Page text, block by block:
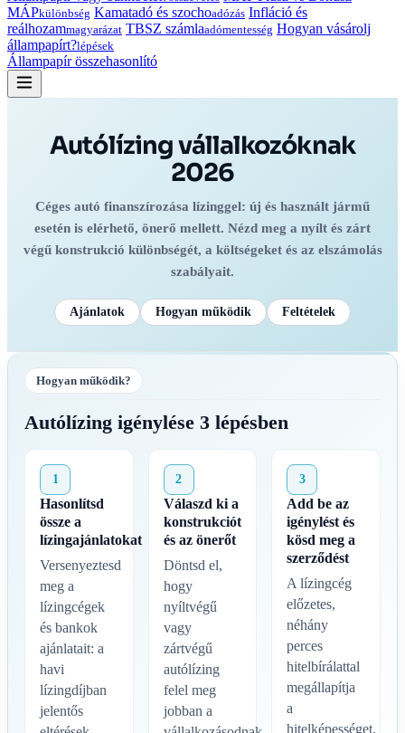
MÁPkülönbség Kamatadó és szochoadózás Infláció és
reálhozammagyarázat TBSZ számlaadómentesség Hogyan vásárolj
állampapírt?lépések
Állampapír összehasonlító
Autólízing vállalkozóknak
2026
Céges autó finanszírozása lízinggel: új és használt jármű
esetén is elérhető, önerő mellett. Nézd meg a nyílt és zárt
végű konstrukció különbségét, a költségeket és az elszámolás
szabályait.
Ajánlatok Hogyan működik Feltételek
Hogyan működik?
Autólízing igénylése 3 lépésben
1
Hasonlítsd
össze a
lízingajánlatokat
Versenyeztesd
meg a
lízingcégek
és bankok
ajánlatait: a
havi
lízingdíjban
jelentős
2
Válaszd ki a
konstrukciót
és az önerőt
Döntsd el,
hogy
nyíltvégű
vagy
zártvégű
autólízing
felel meg
jobban a
3
Add be az
igénylést és
kösd meg a
szerződést
A lízingcég
előzetes,
néhány
perces
hitelbírálattal
megállapítja
a
hitelképességet,